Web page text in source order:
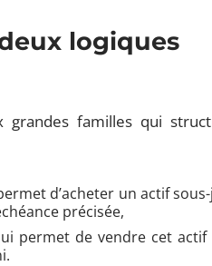
logiques
grandes familles qui
d’acheter un actif
précisée,
permet de vendre cet